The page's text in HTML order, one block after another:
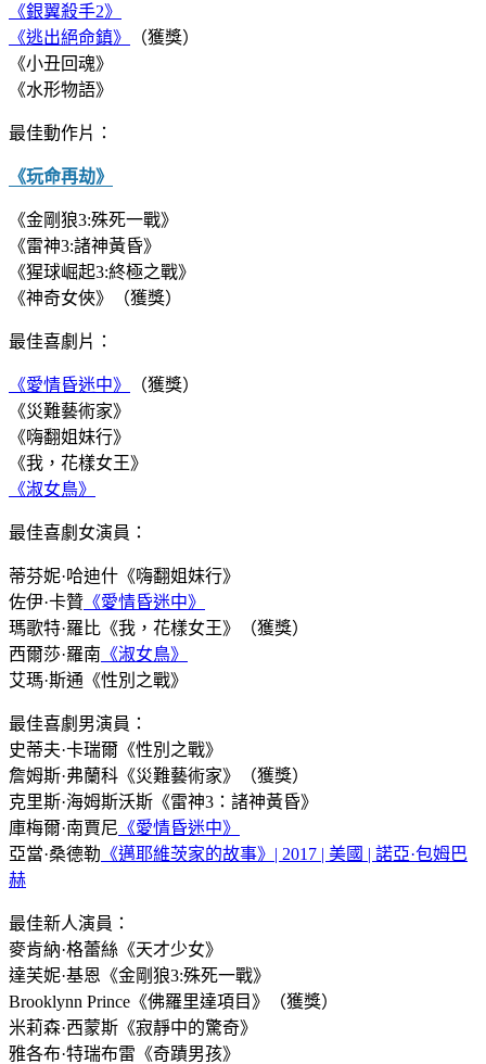
《銀翼殺手2》
《逃出絕命鎮》
（獲獎）
《小丑回魂》
《水形物語》
最佳動作片：
《玩命再劫》
《金剛狼3:殊死一戰》
《雷神3:諸神黃昏》
《猩球崛起3:終極之戰》
《神奇女俠》（獲獎）
最佳喜劇片：
《愛情昏迷中》
（獲獎）
《災難藝術家》
《嗨翻姐妹行》
《我，花樣女王》
《淑女鳥》
最佳喜劇女演員：
蒂芬妮·哈迪什《嗨翻姐妹行》
佐伊·卡贊 《愛情昏迷中》
瑪歌特·羅比《我，花樣女王》（獲獎）
西爾莎·羅南 《淑女鳥》
艾瑪·斯通《性別之戰》
最佳喜劇男演員：
史蒂夫·卡瑞爾《性別之戰》
詹姆斯·弗蘭科《災難藝術家》（獲獎）
克里斯·海姆斯沃斯《雷神3：諸神黃昏》
庫梅爾·南賈尼 《愛情昏迷中》
亞當·桑德勒 《邁耶維茨家的故事》| 2017 | 美國 | 諾亞·包姆巴
赫
最佳新人演員：
麥肯納·格蕾絲《天才少女》
達芙妮·基恩《金剛狼3:殊死一戰》
Brooklynn Prince《佛羅里達項目》（獲獎）
米莉森·西蒙斯《寂靜中的驚奇》
雅各布·特瑞布雷《奇蹟男孩》